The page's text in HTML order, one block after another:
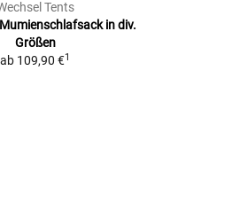
Tents
in div.
Größen
ab 109,90 €1